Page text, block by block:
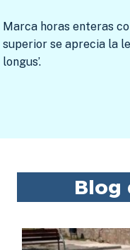
Marca horas enteras
superior se aprecia la
longus’.
Blog